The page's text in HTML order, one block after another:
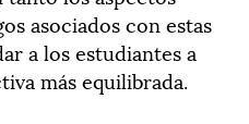
asociados con estas
a los estudiantes a
más equilibrada.